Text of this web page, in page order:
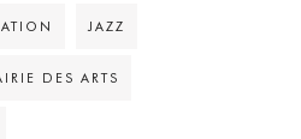
JAZZ
DES ARTS